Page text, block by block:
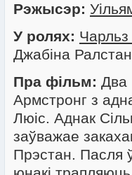
Рэжысэр:
У ролях:
Джабіна
Пра фільм: Два
Армстронг з
Люіс. Аднак
заўважае
Прэстан. Пасля